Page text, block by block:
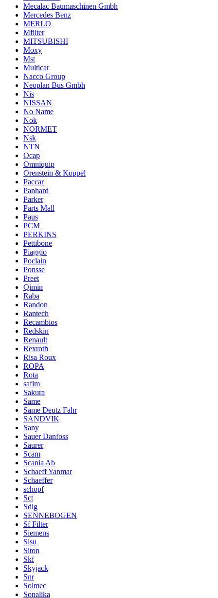
Mecalac Baumaschinen Gmbh
Mercedes Benz
MERLO
Mfilter
MITSUBISHI
Moxy
Mst
Multicar
Nacco Group
Neoplan Bus Gmbh
Nis
NISSAN
No Name
Nok
NORMET
Nsk
NTN
Ocap
Omniquip
Orenstein & Koppel
Paccar
Panhard
Parker
Parts Mall
Paus
PCM
PERKINS
Pettibone
Piaggio
Poclain
Ponsse
Preet
Qimin
Raba
Randon
Rantech
Recambios
Redskin
Renault
Rexroth
Risa Roux
ROPA
Rota
safim
Sakura
Same
Same Deutz Fahr
SANDVIK
Sany
Sauer Danfoss
Saurer
Scam
Scania Ab
Schaeff Yanmar
Schaeffer
schopf
Sct
Sdlg
SENNEBOGEN
Sf Filter
Siemens
Sisu
Siton
Skf
Skyjack
Snr
Solmec
Sonalika